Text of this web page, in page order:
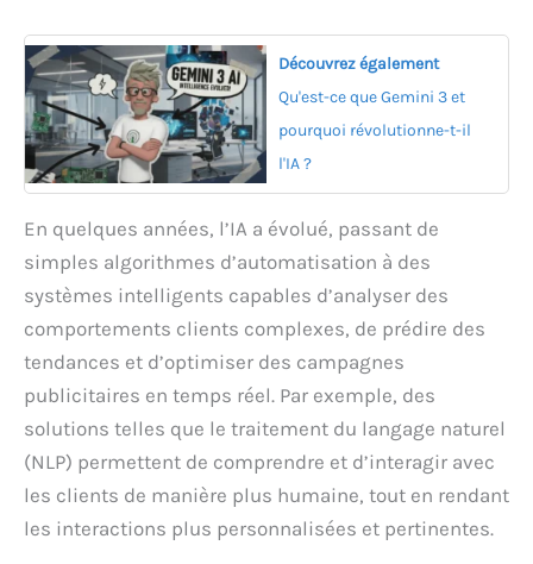
Découvrez également
Qu'est-ce que Gemini 3 et
pourquoi révolutionne-t-il
l'IA ?
En quelques années, l’IA a évolué, passant de
simples algorithmes d’automatisation à des
systèmes intelligents capables d’analyser des
comportements clients complexes, de prédire des
tendances et d’optimiser des campagnes
publicitaires en temps réel. Par exemple, des
solutions telles que le traitement du langage naturel
(NLP) permettent de comprendre et d’interagir avec
les clients de manière plus humaine, tout en rendant
les interactions plus personnalisées et pertinentes.